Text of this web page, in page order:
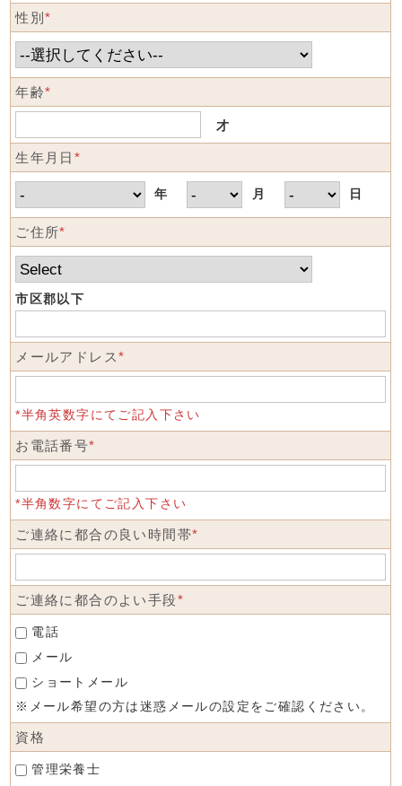
性別*
年齢*
才
生年月日 *
年 月 日
ご住所*
市区郡以下
メールアドレス*
*半角英数字にてご記入下さい
お電話番号*
*半角数字にてご記入下さい
ご連絡に都合の良い時間帯*
ご連絡に都合のよい手段*
電話
メール
ショートメール
※メール希望の方は迷惑メールの設定をご確認ください。
資格
管理栄養士